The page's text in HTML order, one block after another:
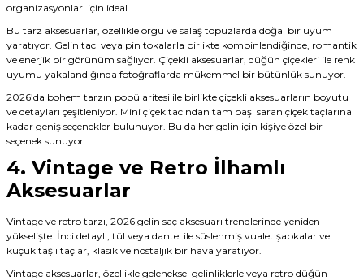
organizasyonları için ideal.
Bu tarz aksesuarlar, özellikle örgü ve salaş topuzlarda doğal bir uyum
yaratıyor. Gelin tacı veya pin tokalarla birlikte kombinlendiğinde, romantik
ve enerjik bir görünüm sağlıyor. Çiçekli aksesuarlar, düğün çiçekleri ile renk
uyumu yakalandığında fotoğraflarda mükemmel bir bütünlük sunuyor.
2026’da bohem tarzın popülaritesi ile birlikte çiçekli aksesuarların boyutu
ve detayları çeşitleniyor. Mini çiçek tacından tam başı saran çiçek taçlarına
kadar geniş seçenekler bulunuyor. Bu da her gelin için kişiye özel bir
seçenek sunuyor.
4. Vintage ve Retro İlhamlı
Aksesuarlar
Vintage ve retro tarzı, 2026 gelin saç aksesuarı trendlerinde yeniden
yükselişte. İnci detaylı, tül veya dantel ile süslenmiş vualet şapkalar ve
küçük taşlı taçlar, klasik ve nostaljik bir hava yaratıyor.
Vintage aksesuarlar, özellikle geleneksel gelinliklerle veya retro düğün